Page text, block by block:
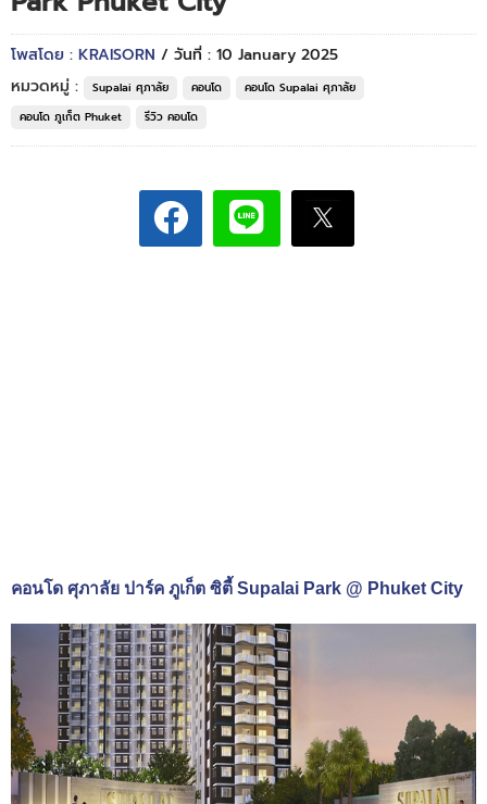
โพสโดย : KRAISORN / วันที่ : 10 January 2025
หมวดหมู่ :
Supalai ศุภาลัย คอนโด
คอนโด Supalai ศุภาลัย
คอนโด ภูเก็ต Phuket
รีวิว คอนโด
คอนโด ศุภาลัย ปาร์ค ภูเก็ต ซิตี้ Supalai Park @ Phuket City